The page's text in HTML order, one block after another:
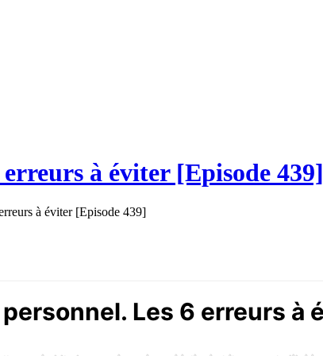
à éviter [Episode 439]
à éviter [Episode 439]